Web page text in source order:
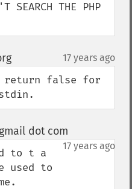
THE PHP
¶ 17 years ago
false for
dot com
17 years ago
to t a
used to